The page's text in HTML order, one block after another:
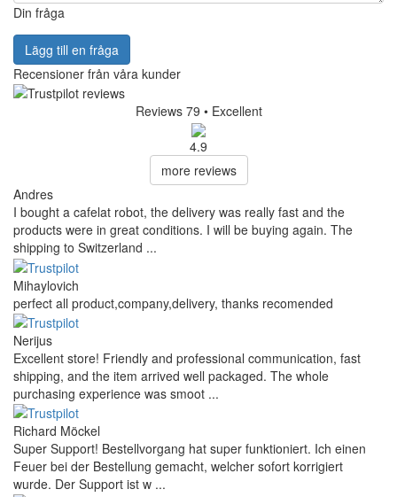
Din fråga
Lägg till en fråga
Recensioner från våra kunder
Reviews 79 • Excellent
4.9
more reviews
Andres
I bought a cafelat robot, the delivery was really fast and the
products were in great conditions. I will be buying again. The
shipping to Switzerland ...
Mihaylovich
perfect all product,company,delivery, thanks recomended
Nerijus
Excellent store! Friendly and professional communication, fast
shipping, and the item arrived well packaged. The whole
purchasing experience was smoot ...
Richard Möckel
Super Support! Bestellvorgang hat super funktioniert. Ich einen
Feuer bei der Bestellung gemacht, welcher sofort korrigiert
wurde. Der Support ist w ...